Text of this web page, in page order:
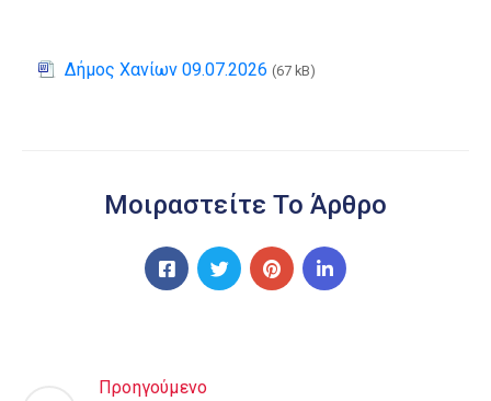
Δήμος Χανίων 09.07.2026 (67 kB)
Μοιραστείτε Το Άρθρο
Προηγούμενο